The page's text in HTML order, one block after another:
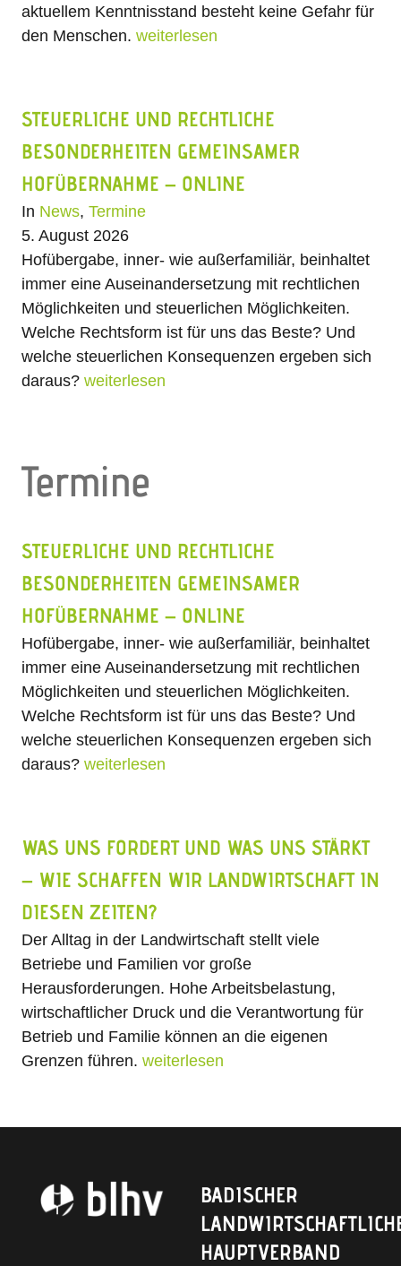
aktuellem Kenntnisstand besteht keine Gefahr für
den Menschen. weiterlesen
STEUERLICHE UND RECHTLICHE
BESONDERHEITEN GEMEINSAMER
HOFÜBERNAHME – ONLINE
In News, Termine
5. August 2026
Hofübergabe, inner- wie außerfamiliär, beinhaltet
immer eine Auseinandersetzung mit rechtlichen
Möglichkeiten und steuerlichen Möglichkeiten.
Welche Rechtsform ist für uns das Beste? Und
welche steuerlichen Konsequenzen ergeben sich
daraus?weiterlesen
Termine
STEUERLICHE UND RECHTLICHE
BESONDERHEITEN GEMEINSAMER
HOFÜBERNAHME – ONLINE
Hofübergabe, inner- wie außerfamiliär, beinhaltet
immer eine Auseinandersetzung mit rechtlichen
Möglichkeiten und steuerlichen Möglichkeiten.
Welche Rechtsform ist für uns das Beste? Und
welche steuerlichen Konsequenzen ergeben sich
daraus?weiterlesen
WAS UNS FORDERT UND WAS UNS STÄRKT
– WIE SCHAFFEN WIR LANDWIRTSCHAFT IN
DIESEN ZEITEN?
Der Alltag in der Landwirtschaft stellt viele
Betriebe und Familien vor große
Herausforderungen. Hohe Arbeitsbelastung,
wirtschaftlicher Druck und die Verantwortung für
Betrieb und Familie können an die eigenen
Grenzen führen. weiterlesen
BADISCHER
HAUPTVERBAND